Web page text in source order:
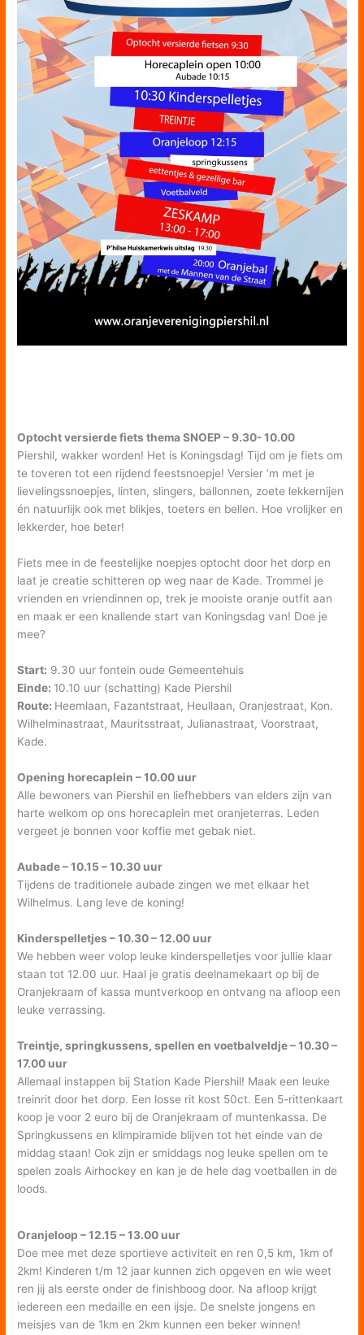
Optocht versierde fiets thema SNOEP – 9.30- 10.00
Piershil, wakker worden! Het is Koningsdag! Tijd om je fiets om
te toveren tot een rijdend feestsnoepje! Versier ‘m met je
lievelingssnoepjes, linten, slingers, ballonnen, zoete lekkernijen
én natuurlijk ook met blikjes, toeters en bellen. Hoe vrolijker en
lekkerder, hoe beter!
Fiets mee in de feestelijke noepjes optocht door het dorp en
laat je creatie schitteren op weg naar de Kade. Trommel je
vrienden en vriendinnen op, trek je mooiste oranje outfit aan
en maak er een knallende start van Koningsdag van! Doe je
mee?
Start: 9.30 uur fontein oude Gemeentehuis
Einde: 10.10 uur (schatting) Kade Piershil
Route: Heemlaan, Fazantstraat, Heullaan, Oranjestraat, Kon.
Wilhelminastraat, Mauritsstraat, Julianastraat, Voorstraat,
Kade.
Opening horecaplein – 10.00 uur
Alle bewoners van Piershil en liefhebbers van elders zijn van
harte welkom op ons horecaplein met oranjeterras. Leden
vergeet je bonnen voor koffie met gebak niet.
Aubade – 10.15 – 10.30 uur
Tijdens de traditionele aubade zingen we met elkaar het
Wilhelmus. Lang leve de koning!
Kinderspelletjes – 10.30 – 12.00 uur
We hebben weer volop leuke kinderspelletjes voor jullie klaar
staan tot 12.00 uur. Haal je gratis deelnamekaart op bij de
Oranjekraam of kassa muntverkoop en ontvang na afloop een
leuke verrassing.
Treintje, springkussens, spellen en voetbalveldje – 10.30 –
17.00 uur
Allemaal instappen bij Station Kade Piershil! Maak een leuke
treinrit door het dorp. Een losse rit kost 50ct. Een 5-rittenkaart
koop je voor 2 euro bij de Oranjekraam of muntenkassa. De
Springkussens en klimpiramide blijven tot het einde van de
middag staan! Ook zijn er smiddags nog leuke spellen om te
spelen zoals Airhockey en kan je de hele dag voetballen in de
loods.
Oranjeloop – 12.15 – 13.00 uur
Doe mee met deze sportieve activiteit en ren 0,5 km, 1km of
2km! Kinderen t/m 12 jaar kunnen zich opgeven en wie weet
ren jij als eerste onder de finishboog door. Na afloop krijgt
iedereen een medaille en een ijsje. De snelste jongens en
meisjes van de 1km en 2km kunnen een beker winnen!